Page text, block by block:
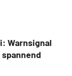
Warnsignal